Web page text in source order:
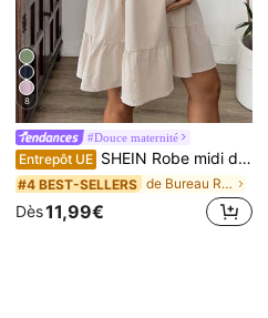
8
#Douce maternité
Entrepôt UE SHEIN Robe midi de maternité d'été avec col en V et volants, couleur abricot
#4 BEST-SELLERS de Bureau Robes de maternité
Dès11,99€